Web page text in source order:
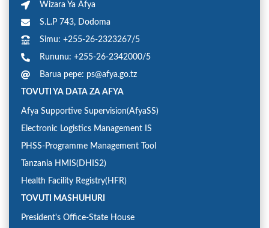
Wizara Ya Afya
S.L.P 743, Dodoma
Simu: +255-26-2323267/5
Rununu: +255-26-2342000/5
Barua pepe: ps@afya.go.tz
TOVUTI YA DATA ZA AFYA
Afya Supportive Supervision(AfyaSS)
Electronic Logistics Management IS
PHSS-Programme Management Tool
Tanzania HMIS(DHIS2)
Health Facility Registry(HFR)
TOVUTI MASHUHURI
President's Office-State House